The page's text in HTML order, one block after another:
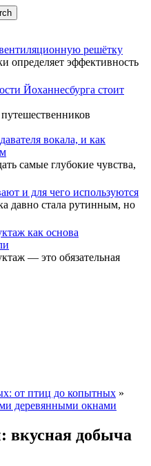
решётку
определяет эффективность
Йоханнесбурга стоит
вокала, и как
самые глубокие чувства,
и для чего используются
давно стала рутинным, но
как основа
— это обязательная
от птиц до копытных »
деревянными окнами
вкусная добыча